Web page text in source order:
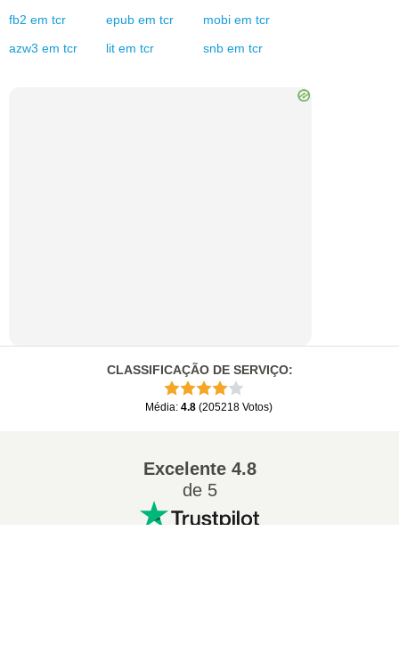
fb2 em tcr epub em tcr mobi em tcr
azw3 em tcr lit em tcr snb em tcr
CLASSIFICAÇÃO DE SERVIÇO:
Média: 4.8 (205218 Votos)
Excelente4.8
de 5